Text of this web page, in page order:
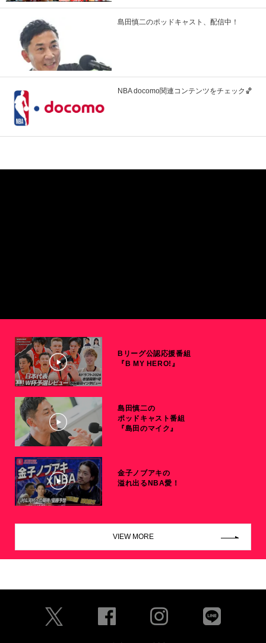
島田慎二のポッドキャスト、配信中！
NBA docomo関連コンテンツをチェック🏀
Bリーグ公認応援番組
『B MY HERO!』
島田慎二の
ポッドキャスト番組
『島田のマイク』
金子ノブアキの
溢れ出るNBA愛！
VIEW MORE